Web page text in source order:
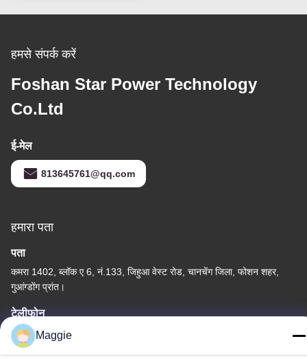
हमसे संपर्क करें
Foshan Star Power Technology
Co.Ltd
ई-मेल
813645761@qq.com
हमारा पता
पता
कमरा 1402, ब्लॉक ए 6, नं.133, जिहुआ वेस्ट रोड, चानचेंग जिला, फोशन शहर,
गुआंग्डोंग प्रांत।
टेलीफोन
86-13342999029
Maggie